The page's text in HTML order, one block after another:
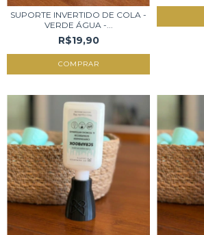
SUPORTE INVERTIDO DE COLA -
VERDE ÁGUA -...
R$19,90